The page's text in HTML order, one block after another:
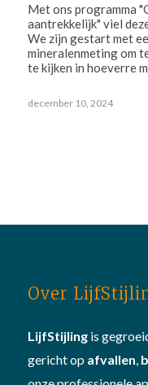
Met ons programma
aantrekkelijk" viel
We zijn gestart met
mineralenmeting om
te kijken in hoeverre
december 10, 2024
Over
LijfStijlingis
gericht op afvallen